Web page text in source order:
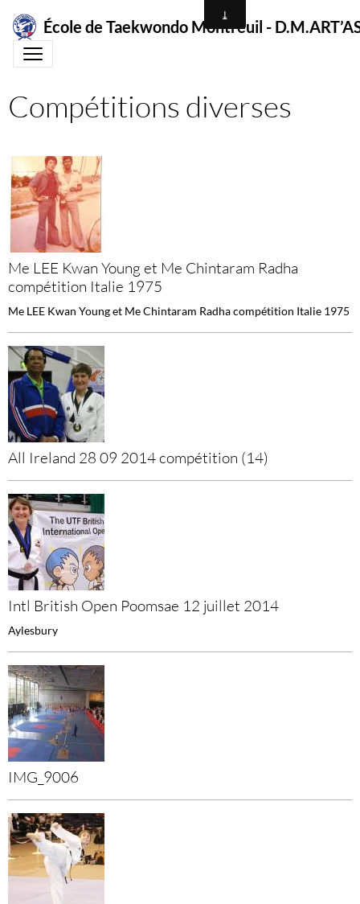
École de Taekwondo Montreuil -
Compétitions diverses
Me LEE Kwan Young et Me Chintaram Radha
compétition Italie 1975
Me LEE Kwan Young et Me Chintaram Radha compétition Italie 1975
All Ireland 28 09 2014 compétition (14)
Intl British Open Poomsae 12 juillet 2014
Aylesbury
IMG_9006